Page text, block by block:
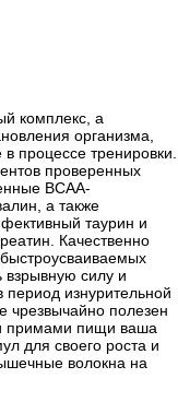
комплекс, а
организма,
процессе тренировки.
проверенных
ВСАА-
а также
таурин и
Качественно
взрывную силу и
период изнурительной
чрезвычайно полезен
примами пищи ваша
для своего роста и
волокна на